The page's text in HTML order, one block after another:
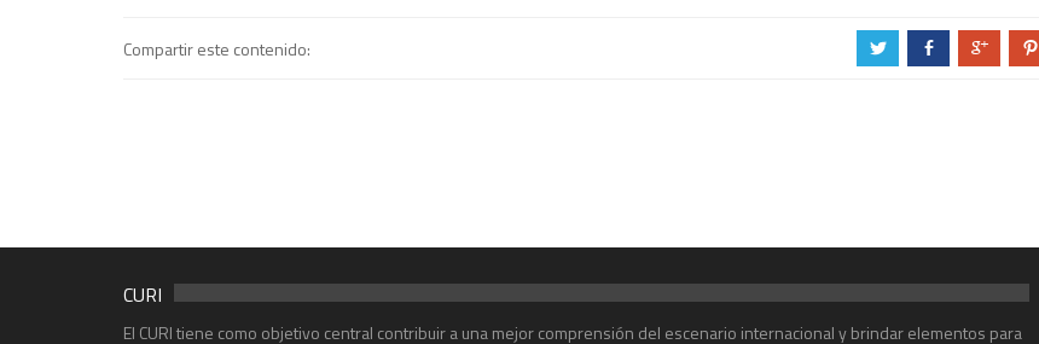
Compartir este contenido: a b c d
CURI
El CURI tiene como objetivo central contribuir a una mejor comprensión del escenario internacional y brindar elementos para